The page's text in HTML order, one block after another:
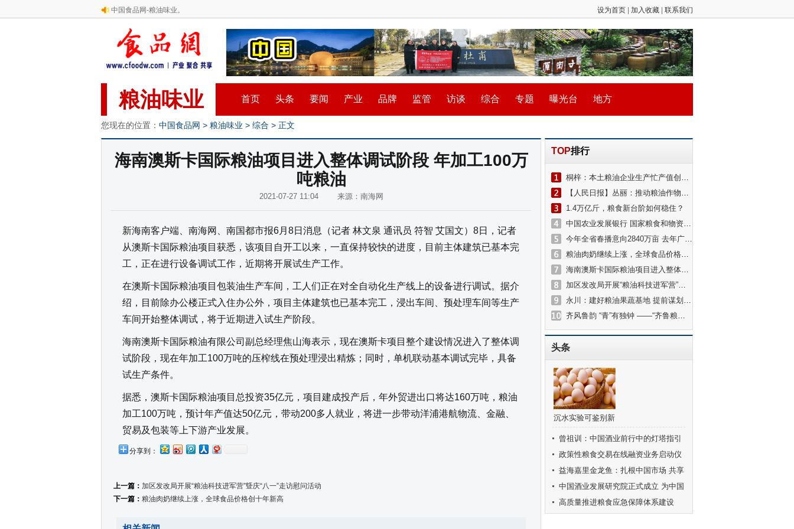
中国食品网-粮油味业。 设为首页 加入收藏 联系我们
粮油味业 首页 头条 要闻 产业 品牌 监管 访谈 综合 专题 曝光台 地方
您现在的位置： 中国食品网 > 粮油味业 > 综合 > 正文
海南澳斯卡国际粮油项目进入整体调试阶段 年加工100万
吨粮油
2021-07-27 11:04 来源：南海网
新海南客户端、南海网、南国都市报6月8日消息（记者 林文泉 通讯员 符智 艾国文）8日，记者
从澳斯卡国际粮油项目获悉，该项目自开工以来，一直保持较快的进度，目前主体建筑已基本完
工，正在进行设备调试工作，近期将开展试生产工作。
在澳斯卡国际粮油项目包装油生产车间，工人们正在对全自动化生产线上的设备进行调试。据介
绍，目前除办公楼正式入住办公外，项目主体建筑也已基本完工，浸出车间、预处理车间等生产
车间开始整体调试，将于近期进入试生产阶段。
海南澳斯卡国际粮油有限公司副总经理焦山海表示，现在澳斯卡项目整个建设情况进入了整体调
试阶段，现在年加工100万吨的压榨线在预处理浸出精炼；同时，单机联动基本调试完毕，具备
试生产条件。
据悉，澳斯卡国际粮油项目总投资35亿元，项目建成投产后，年外贸进出口将达160万吨，粮油
加工100万吨，预计年产值达50亿元，带动200多人就业，将进一步带动洋浦港航物流、金融、
贸易及包装等上下游产业发展。
分享到：
上一篇： 加区发改局开展“粮油科技进军营”曁庆“八一”走访慰问活动
下一篇： 粮油肉奶继续上涨，全球食品价格创十年新高
TOP排行
桐梓：本土粮油企业生产忙产值创新高
【人民日报】丛丽：推动粮油作物大面积单产提升
1.4万亿斤，粮食新台阶如何稳住？
中国农业发展银行 国家粮食和物资储备局 政策性粮食交易在线融资业务启动仪式在京举行
今年全省春播意向2840万亩 去年广东实现粮食播种面积、单产、总产量“三增”
粮油肉奶继续上涨，全球食品价格创十年新高
海南澳斯卡国际粮油项目进入整体调试阶段 年加工100万吨粮油
加区发改局开展“粮油科技进军营”曁庆“八一”走访慰问活动
永川：建好粮油果蔬基地 提前谋划临港经济
齐风鲁韵 “青”有独钟 ——“齐鲁粮油”中国行走进西宁
头条
沉水实验可鉴别新
鲜度 赶快拿出鸡
蛋试试
曾祖训：中国酒业前行中的灯塔指引
着酒业健康发展的方向
政策性粮食交易在线融资业务启动仪
式在京举行
益海嘉里金龙鱼：扎根中国市场 共享
可持续美好未来
中国酒业发展研究院正式成立 为中国
酒业高质量发展注入澎湃新动力
高质量推进粮食应急保障体系建设